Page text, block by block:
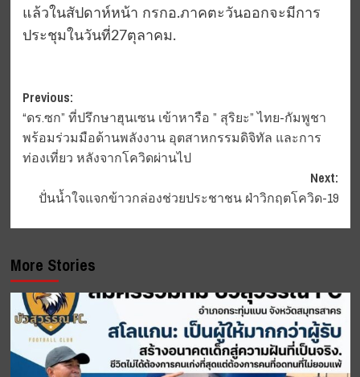
แล้วในสัปดาห์หน้า กรกอ.ภาคตะวันออกจะมีการ
ประชุมในวันที่27ตุลาคม.
Post
navigation
Previous:
“ดร.ซก” ที่ปรึกษาฮุนเซน เข้าหารือ ” สุริยะ” ไทย-กัมพูชา
พร้อมร่วมมือด้านพลังงาน อุตสาหกรรมดิจิทัล และการ
ท่องเที่ยว หลังจากโควิดผ่านไป
Next:
ปั่นน้ำใจแจกข้าวกล่องช่วยประชาชน ฝ่าวิกฤตโควิด-19
More Stories